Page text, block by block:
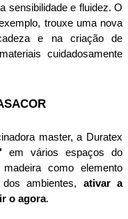
sensibilidade e fluidez. O
trouxe uma nova
e na criação de
cuidadosamente
master, a Duratex
em vários espaços do
como elemento
ambientes, ativar a
o agora.